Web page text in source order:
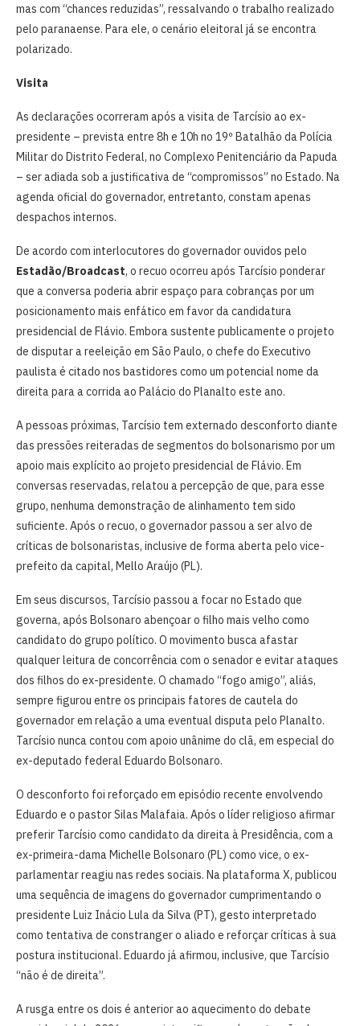
mas com “chances reduzidas”, ressalvando o trabalho realizado
pelo paranaense. Para ele, o cenário eleitoral já se encontra
polarizado.
Visita
As declarações ocorreram após a visita de Tarcísio ao ex-
presidente – prevista entre 8h e 10h no 19º Batalhão da Polícia
Militar do Distrito Federal, no Complexo Penitenciário da Papuda
– ser adiada sob a justificativa de “compromissos” no Estado. Na
agenda oficial do governador, entretanto, constam apenas
despachos internos.
De acordo com interlocutores do governador ouvidos pelo
Estadão/Broadcast, o recuo ocorreu após Tarcísio ponderar
que a conversa poderia abrir espaço para cobranças por um
posicionamento mais enfático em favor da candidatura
presidencial de Flávio. Embora sustente publicamente o projeto
de disputar a reeleição em São Paulo, o chefe do Executivo
paulista é citado nos bastidores como um potencial nome da
direita para a corrida ao Palácio do Planalto este ano.
A pessoas próximas, Tarcísio tem externado desconforto diante
das pressões reiteradas de segmentos do bolsonarismo por um
apoio mais explícito ao projeto presidencial de Flávio. Em
conversas reservadas, relatou a percepção de que, para esse
grupo, nenhuma demonstração de alinhamento tem sido
suficiente. Após o recuo, o governador passou a ser alvo de
críticas de bolsonaristas, inclusive de forma aberta pelo vice-
prefeito da capital, Mello Araújo (PL).
Em seus discursos, Tarcísio passou a focar no Estado que
governa, após Bolsonaro abençoar o filho mais velho como
candidato do grupo político. O movimento busca afastar
qualquer leitura de concorrência com o senador e evitar ataques
dos filhos do ex-presidente. O chamado “fogo amigo”, aliás,
sempre figurou entre os principais fatores de cautela do
governador em relação a uma eventual disputa pelo Planalto.
Tarcísio nunca contou com apoio unânime do clã, em especial do
ex-deputado federal Eduardo Bolsonaro.
O desconforto foi reforçado em episódio recente envolvendo
Eduardo e o pastor Silas Malafaia. Após o líder religioso afirmar
preferir Tarcísio como candidato da direita à Presidência, com a
ex-primeira-dama Michelle Bolsonaro (PL) como vice, o ex-
parlamentar reagiu nas redes sociais. Na plataforma X, publicou
uma sequência de imagens do governador cumprimentando o
presidente Luiz Inácio Lula da Silva (PT), gesto interpretado
como tentativa de constranger o aliado e reforçar críticas à sua
postura institucional. Eduardo já afirmou, inclusive, que Tarcísio
“não é de direita”.
A rusga entre os dois é anterior ao aquecimento do debate